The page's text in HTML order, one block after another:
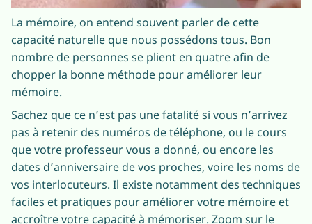
La mémoire, on entend souvent parler de cette
capacité naturelle que nous possédons tous. Bon
nombre de personnes se plient en quatre afin de
chopper la bonne méthode pour améliorer leur
mémoire.
Sachez que ce n’est pas une fatalité si vous n’arrivez
pas à retenir des numéros de téléphone, ou le cours
que votre professeur vous a donné, ou encore les
dates d’anniversaire de vos proches, voire les noms de
vos interlocuteurs. Il existe notamment des techniques
faciles et pratiques pour améliorer votre mémoire et
accroître votre capacité à mémoriser. Zoom sur le